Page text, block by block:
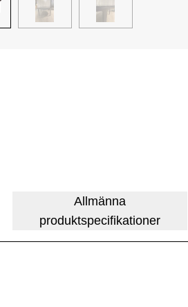
Allmänna
produktspecifikationer